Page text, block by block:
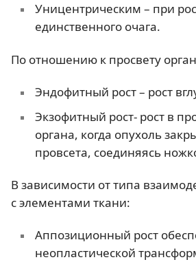
Уницентрическим – при
единственного очага.
По отношению к просвету
Эндофитный рост – рост
Экзофитный рост- рост в
органа, когда опухоль
провсета, соединяясь
В зависимости от типа
с элементами ткани:
Аппозиционный рост
неопластической